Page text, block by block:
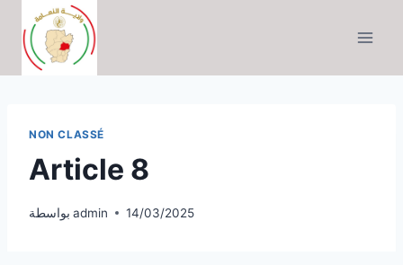
التجاوز
المحتوى
NON CLASSÉ
Article 8
بواسطة admin 14/03/2025